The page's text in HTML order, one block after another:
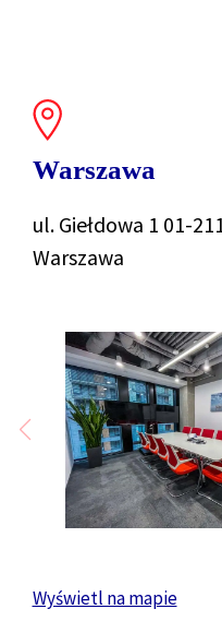
Warszawa
ul. Giełdowa 1 01-
Warszawa
Wyświetl na mapie